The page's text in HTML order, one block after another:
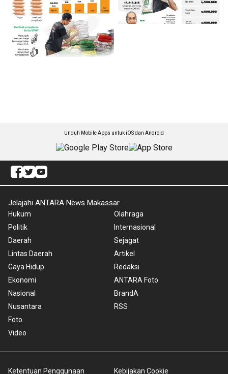
Unduh Mobile Apps untuk iOS dan Android
Jelajahi ANTARA News Makassar
Hukum
Politik
Daerah
Lintas Daerah
Gaya Hidup
Ekonomi
Nasional
Nusantara
Foto
Video
Olahraga
Internasional
Sejagat
Artikel
Redaksi
ANTARA Foto
BrandA
RSS
Ketentuan Penggunaan Kebijakan Cookie